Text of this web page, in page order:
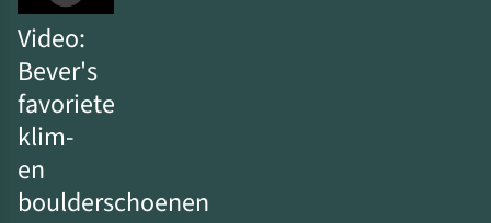
Video:
Bever's
favoriete
klim-
en
boulderschoenen